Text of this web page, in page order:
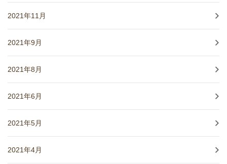
2021年11月
2021年9月
2021年8月
2021年6月
2021年5月
2021年4月